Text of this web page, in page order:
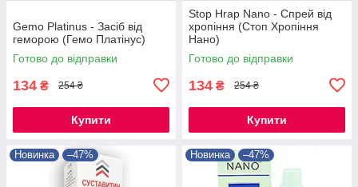
Gemo Platinus - Засіб від
геморою (Гемо Платінус)
Готово до відправки
134 ₴ 254 ₴
Купити
Stop Hrap Nano - Спрей від
хропіння (Стоп Хропіння
Нано)
Готово до відправки
134 ₴ 254 ₴
Купити
Новинка –47% Новинка –47%